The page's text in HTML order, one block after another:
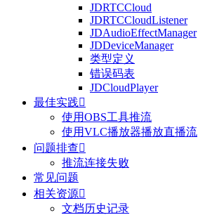
JDRTCCloud
JDRTCCloudListener
JDAudioEffectManager
JDDeviceManager
类型定义
错误码表
JDCloudPlayer
最佳实践
使用OBS工具推流
使用VLC播放器播放直播流
问题排查
推流连接失败
常见问题
相关资源
文档历史记录